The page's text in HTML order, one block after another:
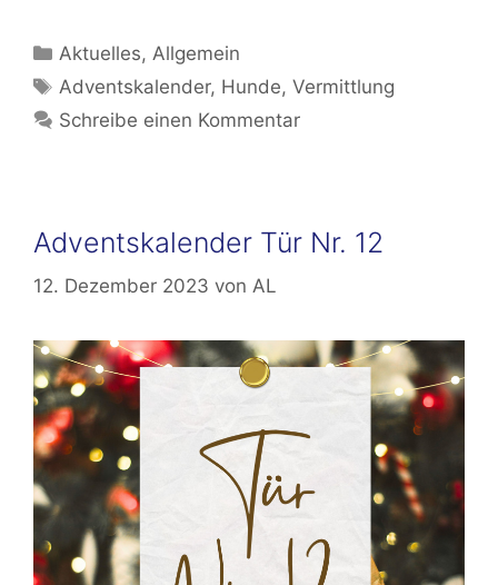
Kategorien
Aktuelles,Allgemein
Schlagwörter
Adventskalender, Hunde,Vermittlung
Schreibe einen Kommentar
Adventskalender Tür Nr. 12
12. Dezember 2023 von AL